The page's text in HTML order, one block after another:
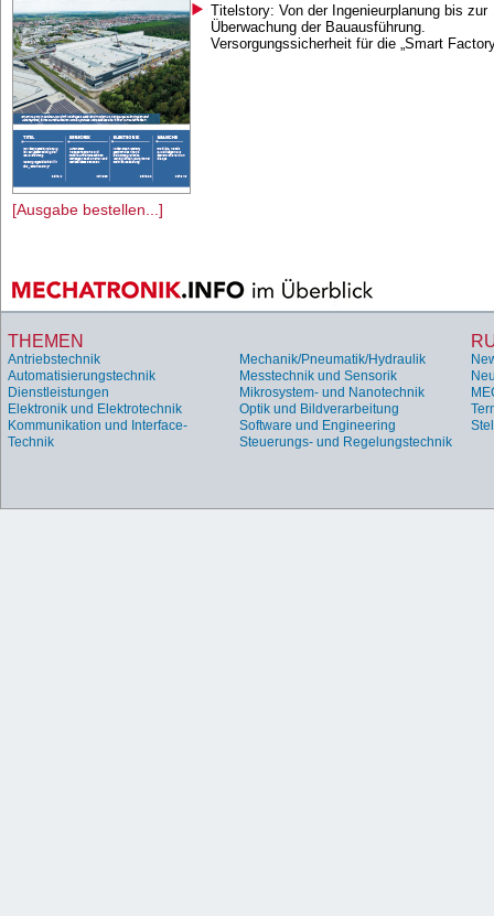
[Ausgabe bestellen...]
Titelstory: Von der Ingenieurplanung bis zur
Überwachung der Bauausführung.
Versorgungssicherheit für die „Smart
THEMEN
Antriebstechnik
Automatisierungstechnik
Dienstleistungen
Elektronik und Elektrotechnik
Kommunikation und Interface-
Technik
Mechanik/Pneumatik/Hydraulik
Messtechnik und Sensorik
Mikrosystem- und Nanotechnik
Optik und Bildverarbeitung
Software und Engineering
Steuerungs- und Regelungstechnik